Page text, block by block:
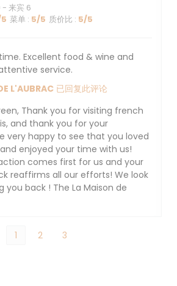
- 来宾 6
菜单 : 5/5 质价比 : 5/5
Excellent food & wine and
service.
L'AUBRAC 已回复此评论
Thank you for visiting french
and thank you for your
very happy to see that you loved
enjoyed your time with us!
comes first for us and your
reaffirms all our efforts! We look
you back ! The La Maison de
1 2 3